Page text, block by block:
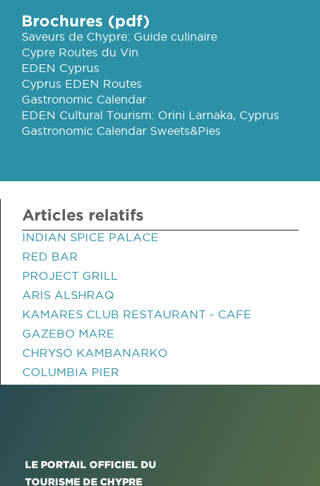
Brochures (pdf)
Saveurs de Chypre: Guide culinaire
Cypre Routes du Vin
EDEN Cyprus
Cyprus EDEN Routes
Gastronomic Calendar
EDEN Cultural Tourism: Orini Larnaka, Cyprus
Gastronomic Calendar Sweets&Pies
Articles relatifs
INDIAN SPICE PALACE
RED BAR
PROJECT GRILL
ARIS ALSHRAQ
KAMARES CLUB RESTAURANT - CAFE
GAZEBO MARE
CHRYSO KAMBANARKO
COLUMBIA PIER
LE PORTAIL OFFICIEL DU
TOURISME DE CHYPRE